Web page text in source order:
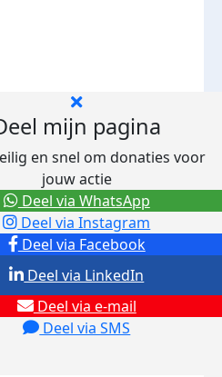
mijn pagina
en snel om donaties voor
jouw actie
Deel via Facebook
Deel via Instagram
Deel via e-mail
Deel via SMS
Deel via LinkedIn
Deel via WhatsApp